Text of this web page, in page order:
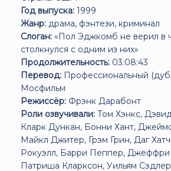
Год выпуска: 1999
Жанр: драма, фэнтези, криминал
Слоган: «Пол Эджкомб не верил в
столкнулся с одним из них»
Продолжительность: 03:08:43
Перевод: Профессиональный
Мосфильм
Режиссёр: Фрэнк Дарабонт
Роли озвучивали: Том Хэнкс,
Кларк Дункан, Бонни Хант,
Майкл Джитер, Грэм Грин, Даг
Рокуэлл, Барри Пеппер,
Патриша Кларксон, Уильям